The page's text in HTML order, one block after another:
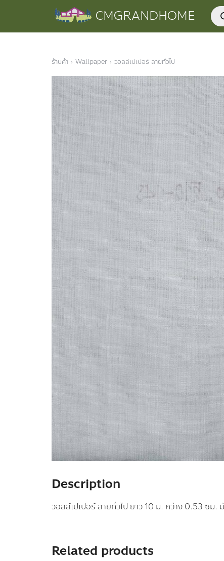
content
CMGRANDHOME
ร้านค้า › Wallpaper › วอลล์เปเปอร์ ลายทั่วไป
Description
วอลล์เปเปอร์ ลายทั่วไป ยาว 10 ม. กว้าง 0.53 ซม.
Related products